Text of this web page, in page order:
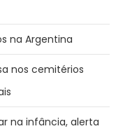
na Argentina
nos cemitérios
na infância, alerta